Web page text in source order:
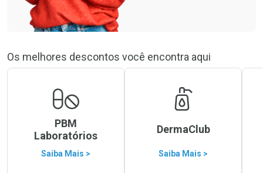
Os melhores descontos você encontra aqui
PBM
Laboratórios
Saiba Mais >
DermaClub
Saiba Mais >